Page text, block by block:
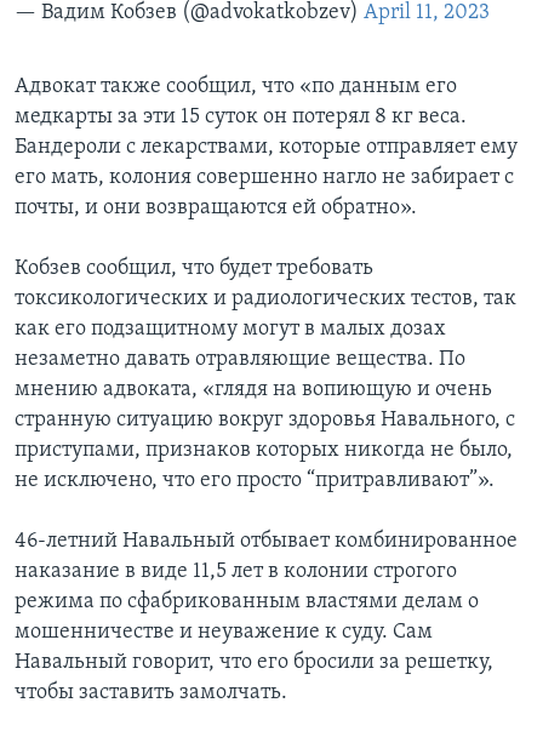
— Вадим Кобзев (@advokatkobzev) April 11, 2023
Адвокат также сообщил, что «по данным его
медкарты за эти 15 суток он потерял 8 кг веса.
Бандероли с лекарствами, которые отправляет ему
его мать, колония совершенно нагло не забирает с
почты, и они возвращаются ей обратно».
Кобзев сообщил, что будет требовать
токсикологических и радиологических тестов, так
как его подзащитному могут в малых дозах
незаметно давать отравляющие вещества. По
мнению адвоката, «глядя на вопиющую и очень
странную ситуацию вокруг здоровья Навального, с
приступами, признаков которых никогда не было,
не исключено, что его просто “притравливают”».
46-летний Навальный отбывает комбинированное
наказание в виде 11,5 лет в колонии строгого
режима по сфабрикованным властями делам о
мошенничестве и неуважение к суду. Сам
Навальный говорит, что его бросили за решетку,
чтобы заставить замолчать.